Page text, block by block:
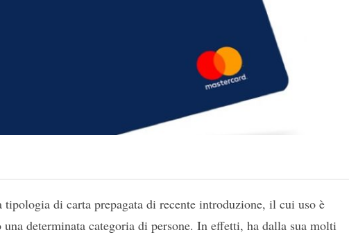
tipologia di carta prepagata di recente introduzione, il cui uso è
determinata categoria di persone. In effetti, ha dalla sua molti